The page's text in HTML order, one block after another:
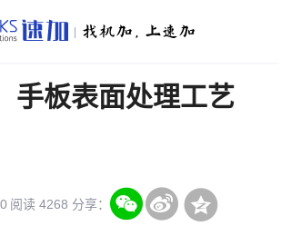
手板表面处理工艺
阅读 4268 分享：